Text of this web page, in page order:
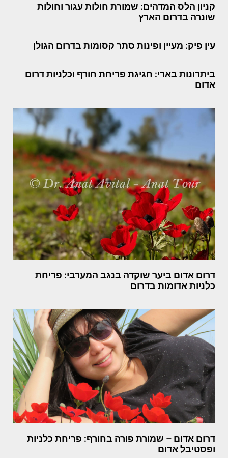
קניון הלס המדהים: שמורת חולות עגור וחולות
שונרה בדרום הארץ
עין פיק: מעיין ופינות סתר קסומות בדרום הגולן
ביתרונות בארי: חגיגת פריחת חורף וכלניות דרום
אדום
דרום אדום ביער שוקדה בנגב המערבי: פריחת
כלניות אדומות בדרום
דרום אדום – שמורת פורה בחורף: פריחת כלניות
ופסטיבל אדום